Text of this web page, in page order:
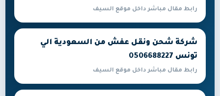
رابط مقال مباشر داخل موقع السيف
شركة شحن ونقل عفش من السعودية الي
تونس 0506688227
رابط مقال مباشر داخل موقع السيف